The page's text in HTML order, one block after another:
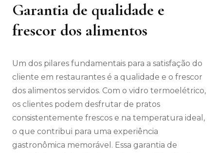
Garantia de qualidade e
frescor dos alimentos
Um dos pilares fundamentais para a satisfação do
cliente em restaurantes é a qualidade e o frescor
dos alimentos servidos. Com o vidro termoelétrico,
os clientes podem desfrutar de pratos
consistentemente frescos e na temperatura ideal,
o que contribui para uma experiência
gastronômica memorável. Essa garantia de